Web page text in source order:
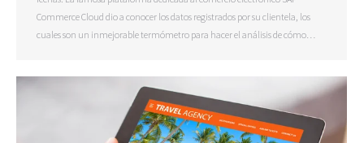
Commerce Cloud dio a conocer los datos registrados por su clientela, los
cuales son un inmejorable termómetro para hacer el análisis de cómo…